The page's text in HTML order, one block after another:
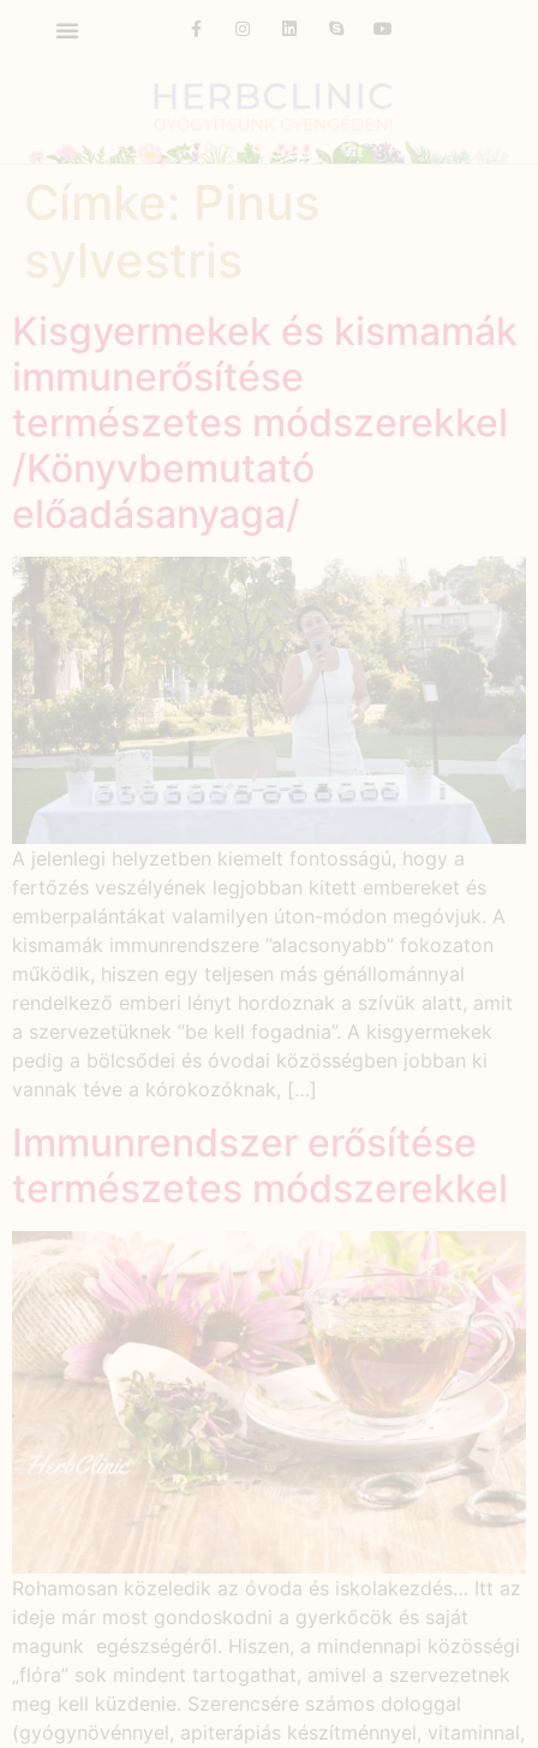
Kisgyermekek és kismamák
immunerősítése
természetes módszerekkel
/Könyvbemutató
előadásanyaga/
A jelenlegi helyzetben kiemelt fontosságú, hogy a
fertőzés veszélyének legjobban kitett embereket és
emberpalántákat valamilyen úton-módon megóvjuk. A
kismamák immunrendszere ”alacsonyabb” fokozaton
működik, hiszen egy teljesen más génállománnyal
rendelkező emberi lényt hordoznak a szívük alatt, amit
a szervezetüknek ”be kell fogadnia”. A kisgyermekek
pedig a bölcsődei és óvodai közösségben jobban ki
vannak téve a kórokozóknak, […]
Immunrendszer erősítése
természetes módszerekkel
Rohamosan közeledik az óvoda és iskolakezdés… Itt az
ideje már most gondoskodni a gyerkőcök és saját
magunk egészségéről. Hiszen, a mindennapi közösségi
„flóra” sok mindent tartogathat, amivel a szervezetnek
meg kell küzdenie. Szerencsére számos dologgal
(gyógynövénnyel, apiterápiás készítménnyel, vitaminnal,